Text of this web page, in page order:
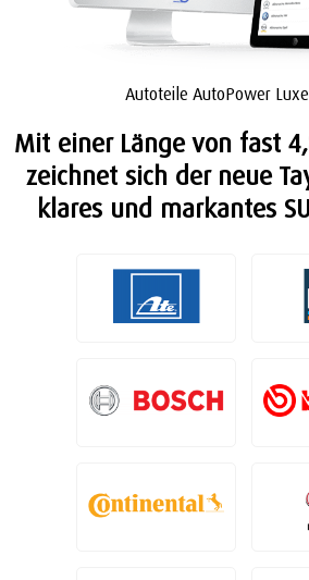
Autoteile AutoPower
Mit einer Länge von fast
zeichnet sich der neue
klares und markantes